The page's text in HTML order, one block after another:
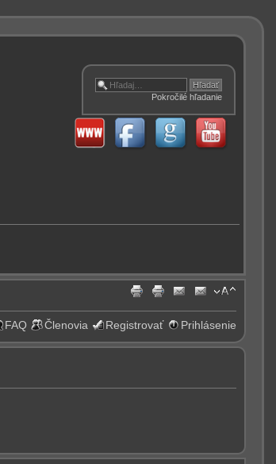
Pokročilé hľadanie
FAQ Členovia Registrovať Prihlásenie